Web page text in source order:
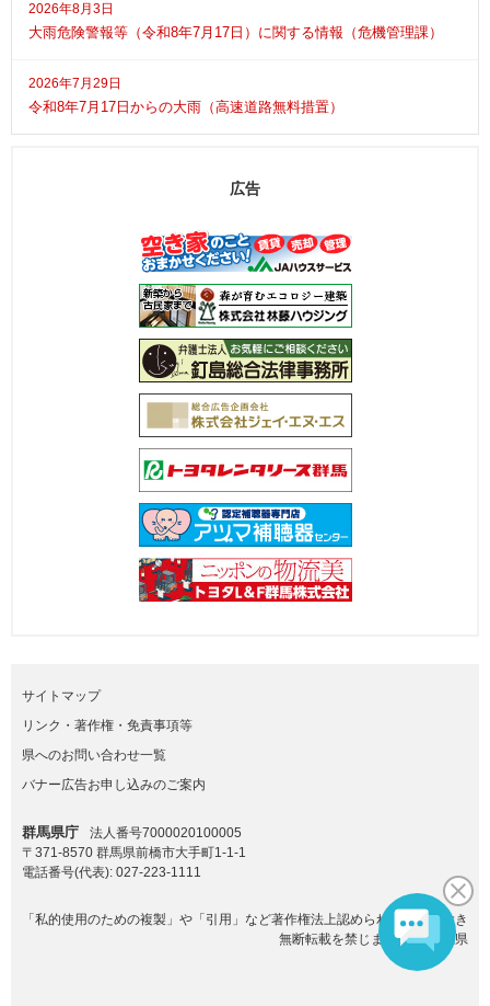
2026年8月3日
大雨危険警報等（令和8年7月17日）に関する情報（危機管理課）
2026年7月29日
令和8年7月17日からの大雨（高速道路無料措置）
広告
サイトマップ
リンク・著作権・免責事項等
県へのお問い合わせ一覧
バナー広告お申し込みのご案内
群馬県庁
法人番号7000020100005
〒371-8570 群馬県前橋市大手町1-1-1
電話番号(代表): 027-223-1111
「私的使用のための複製」や「引用」など著作権法上認められた場合を除き
無断転載を禁じます。(C)群馬県